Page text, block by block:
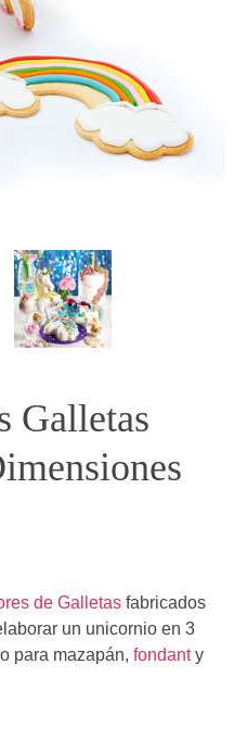
Galletas
de Galletasfabricados
un unicornio en 3
para mazapán, fondanty